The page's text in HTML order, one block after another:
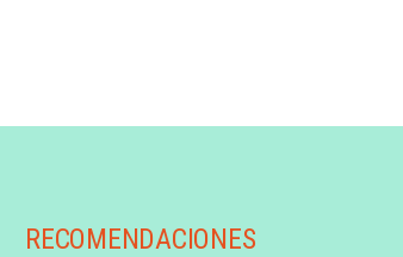
RECOMENDACIONES